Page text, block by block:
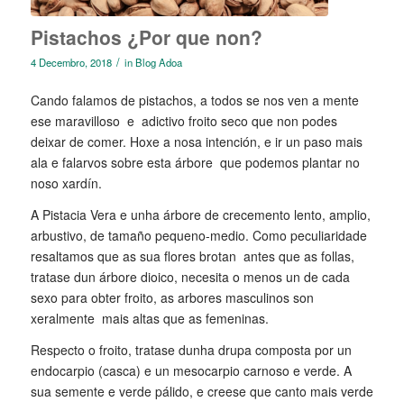
Pistachos ¿Por que non?
4 Decembro, 2018 / inBlog Adoa
Cando falamos de pistachos, a todos se nos ven a mente
ese maravilloso e adictivo froito seco que non podes
deixar de comer. Hoxe a nosa intención, e ir un paso mais
ala e falarvos sobre esta árbore que podemos plantar no
noso xardín.
A Pistacia Vera e unha árbore de crecemento lento, amplio,
arbustivo, de tamaño pequeno-medio. Como peculiaridade
resaltamos que as sua flores brotan antes que as follas,
tratase dun árbore dioico, necesita o menos un de cada
sexo para obter froito, as arbores masculinos son
xeralmente mais altas que as femeninas.
Respecto o froito, tratase dunha drupa composta por un
endocarpio (casca) e un mesocarpio carnoso e verde. A
sua semente e verde pálido, e creese que canto mais verde